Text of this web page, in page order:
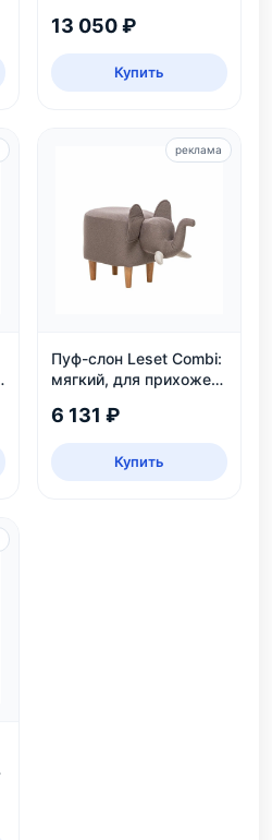
нагрузка 120 кг
13 050 ₽
Купить
Пуф-слон Leset Combi:
мягкий, для прихожей
серый
6 131 ₽
Купить
реклама